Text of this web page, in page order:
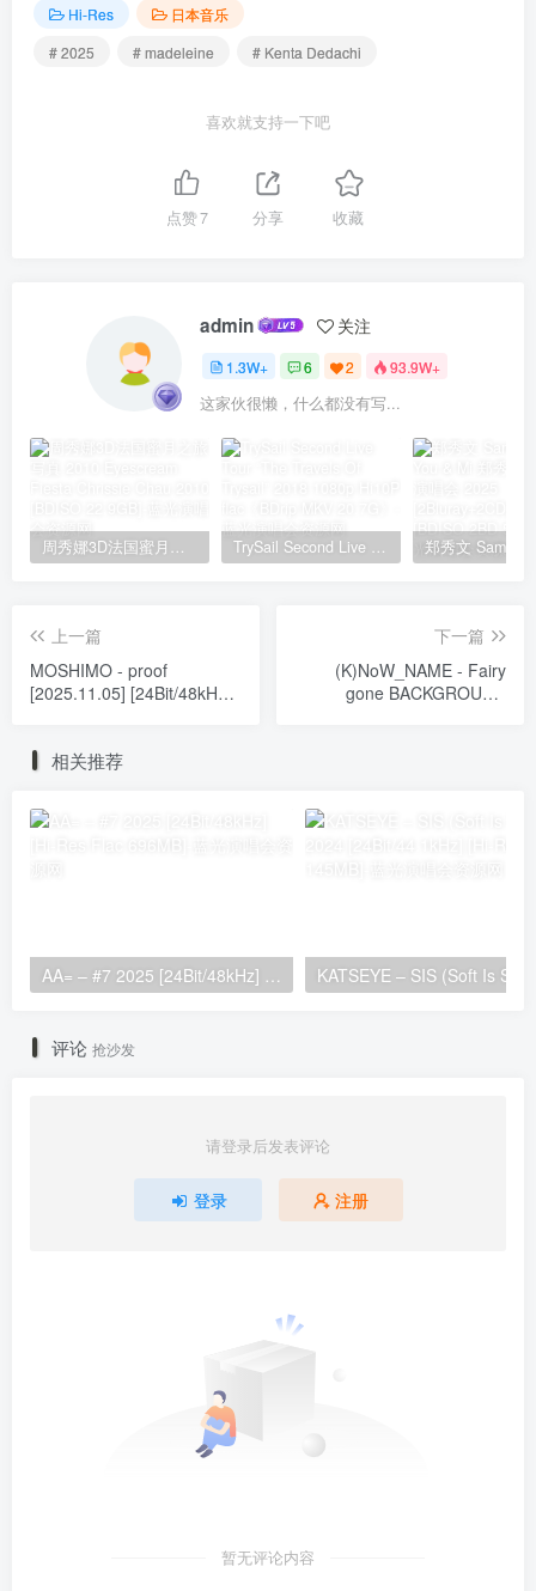
Hi-Res
日本音乐
# 2025
# madeleine # Kenta Dedachi
喜欢就支持一下吧
点赞7 分享 收藏
admin 关注
1.3W+ 6 2 93.9W+
这家伙很懒，什么都没有写...
周秀娜3D法国蜜月之旅写真 2010 Eyescream Fiesta Chrissie Chau 2010 [BDISO 22.9GB] TrySail Second Live Tour “The Travels Of Trysail” 2018 1080p Hi10P flac《BDrip MKV 20.7G》
上一篇
MOSHIMO - proof
[2025.11.05] [24Bit/48kHz]
下一篇
(K)NoW_NAME - Fairy
gone BACKGROUND
相关推荐
AA= – #7 2025 [24Bit/48kHz] [Hi-Res Flac 696MB]
评论 抢沙发
请登录后发表评论
登录 注册
暂无评论内容